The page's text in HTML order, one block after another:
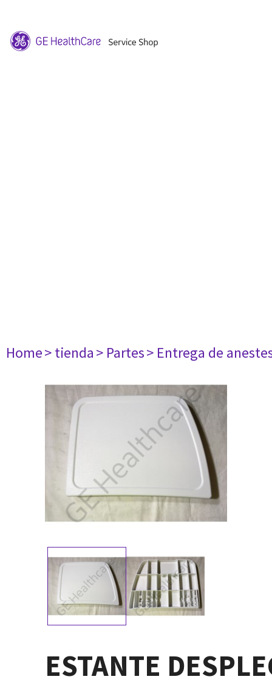
Home> tienda> Partes> Entrega de
ESTANTE